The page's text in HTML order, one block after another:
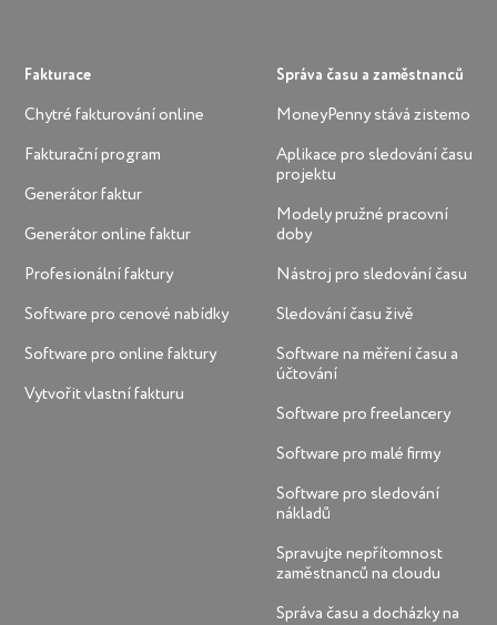
Fakturace
Chytré fakturování online
Fakturační program
Generátor faktur
Generátor online faktur
Profesionální faktury
Software pro cenové nabídky
Software pro online faktury
Vytvořit vlastní fakturu
Správa času a zaměstnanců
MoneyPenny stává zistemo
Aplikace pro sledování času
projektu
Modely pružné pracovní
doby
Nástroj pro sledování času
Sledování času živě
Software na měření času a
účtování
Software pro freelancery
Software pro malé firmy
Software pro sledování
nákladů
Spravujte nepřítomnost
zaměstnanců na cloudu
Správa času a docházky na